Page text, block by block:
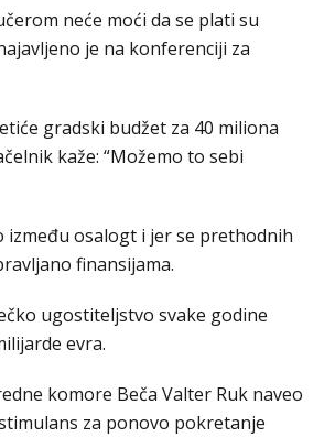
neće moći da se plati su
je na konferenciji za
gradski budžet za 40 miliona
kaže: “Možemo to sebi
između osalogt i jer se prethodnih
finansijama.
ugostiteljstvo svake godine
evra.
komore Beča Valter Ruk naveo
za ponovo pokretanje